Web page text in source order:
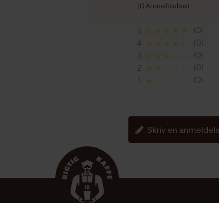
(0 Anmeldelse)
5 ★★★★★ (0)
★★★★☆ (0)
3 ★★★☆☆ (0)
2 ★★☆☆☆ (0)
1 ★☆☆☆☆ (0)
Skriv en